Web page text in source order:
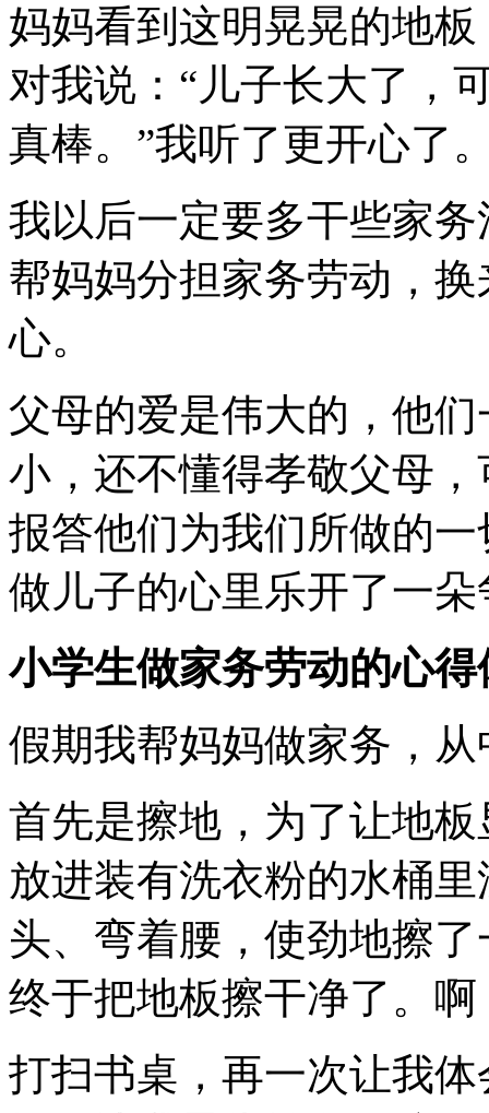
妈妈看到这明晃晃的地
对我说：“儿子长大了，
真棒。”我听了更开心了
我以后一定要多干些家
帮妈妈分担家务劳动，
心。
父母的爱是伟大的，他
小，还不懂得孝敬父母
报答他们为我们所做的
做儿子的心里乐开了一
小学生做家务劳动的心得
假期我帮妈妈做家务，
首先是擦地，为了让地
放进装有洗衣粉的水桶
头、弯着腰，使劲地擦
终于把地板擦干净了。
打扫书桌，再一次让我